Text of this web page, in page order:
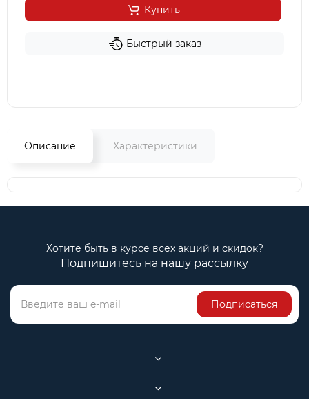
Купить
Быстрый заказ
Описание Характеристики
Хотите быть в курсе всех акций и скидок?
Подпишитесь на нашу рассылку
Подписаться